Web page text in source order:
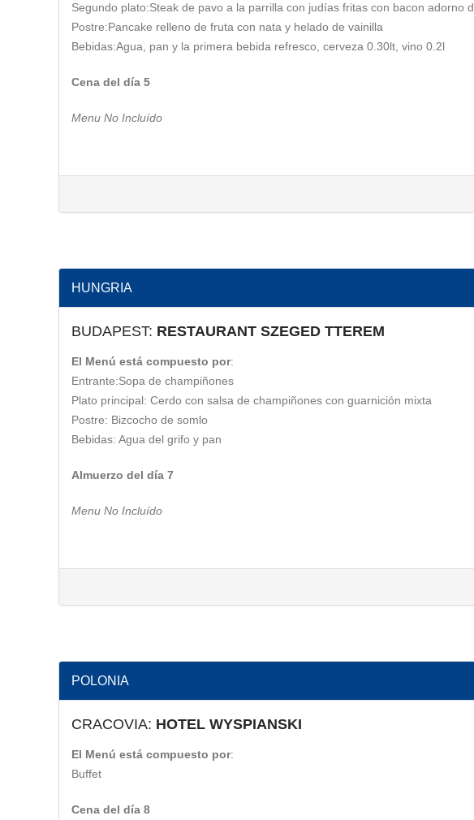
Segundo plato:Steak de pavo a la parrilla con judías fritas con bacon
Postre:Pancake relleno de fruta con nata y helado de vainilla
Bebidas:Agua, pan y la primera bebida refresco, cerveza 0.30lt, vino 0.2l
Cena del día 5
Menu No Incluído
HUNGRIA
BUDAPEST: RESTAURANT SZEGED TTEREM
El Menú está compuesto por:
Entrante:Sopa de champiñones
Plato principal: Cerdo con salsa de champiñones con guarnición mixta
Postre: Bizcocho de somlo
Bebidas: Agua del grifo y pan
Almuerzo del día 7
Menu No Incluído
POLONIA
CRACOVIA: HOTEL WYSPIANSKI
El Menú está compuesto por:
Buffet
Cena del día 8